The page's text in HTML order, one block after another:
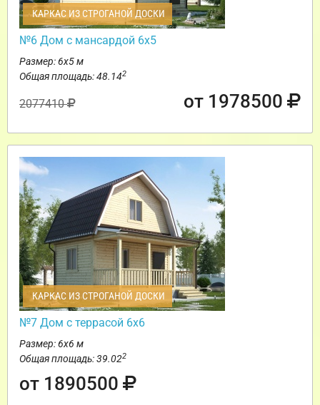
КАРКАС ИЗ СТРОГАНОЙ ДОСКИ
№6 Дом с мансардой 6х5
Размер: 6х5 м
Общая площадь: 48.142
2077410 от 1978500
КАРКАС ИЗ СТРОГАНОЙ ДОСКИ
№7 Дом с террасой 6х6
Размер: 6х6 м
Общая площадь: 39.022
от 1890500